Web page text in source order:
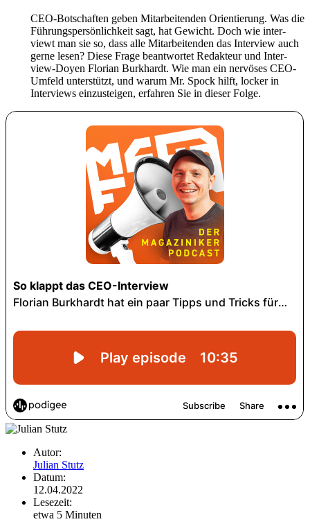
CEO-Botschaften geben Mitar­bei­tenden Orien­tie­rung. Was die
Führungs­per­sön­lich­keit sagt, hat Gewicht. Doch wie inter­
viewt man sie so, dass alle Mitar­bei­tenden das Inter­view auch
gerne lesen? Diese Frage beant­wortet Redak­teur und Inter­
view-Doyen Florian Burk­hardt. Wie man ein nervöses CEO-
Umfeld unter­stützt, und warum Mr. Spock hilft, locker in
Inter­views einzu­steigen, erfahren Sie in dieser Folge.
Autor:
Julian Stutz
Datum:
12.04.2022
Lesezeit:
etwa 5 Minuten